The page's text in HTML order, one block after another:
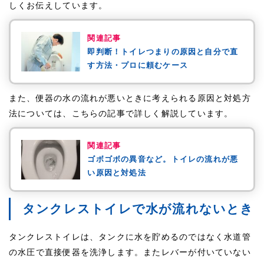
しくお伝えしています。
関連記事
即判断！トイレつまりの原因と自分で直
す方法・プロに頼むケース
また、便器の水の流れが悪いときに考えられる原因と対処方
法については、こちらの記事で詳しく解説しています。
関連記事
ゴボゴボの異音など。トイレの流れが悪
い原因と対処法
タンクレストイレで水が流れないとき
タンクレストイレは、タンクに水を貯めるのではなく水道管
の水圧で直接便器を洗浄します。またレバーが付いていない